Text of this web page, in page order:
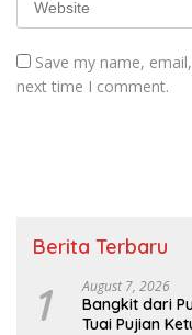
Save my name,
next time I comment.
Berita Terbaru
1 August 7, 2026
Bangkit dari
Tuai Pujian